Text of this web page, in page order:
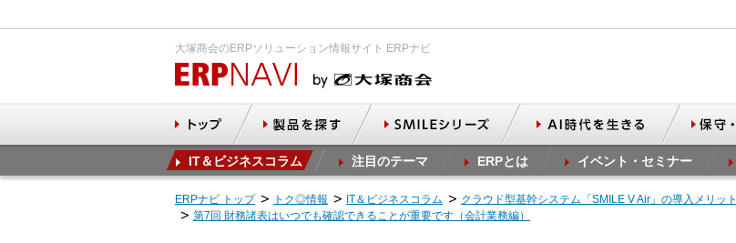
大塚商会のERPソリューション情報サイト ERPナビ
IT＆ビジネスコラム 注目のテーマ ERPとは イベント・セミナー
ERPナビ トップ トク◎情報 IT＆ビジネスコラム
クラウド型基幹システム「SMILE V Air」の導入メリット
第7回 財務諸表はいつでも確認できることが重要です（会計業務編）